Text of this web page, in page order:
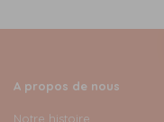
A propos de nous
Notre histoire